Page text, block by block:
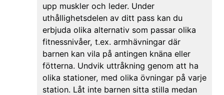
upp muskler och leder. Under
uthållighetsdelen av ditt pass kan du
erbjuda olika alternativ som passar olika
fitnessnivåer, t.ex. armhävningar där
barnen kan vila på antingen knäna eller
fötterna. Undvik uttråkning genom att ha
olika stationer, med olika övningar på varje
station. Låt inte barnen sitta stilla medan